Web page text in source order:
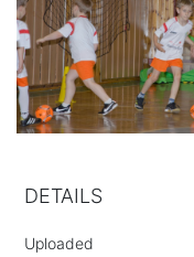
DETAILS
Uploaded